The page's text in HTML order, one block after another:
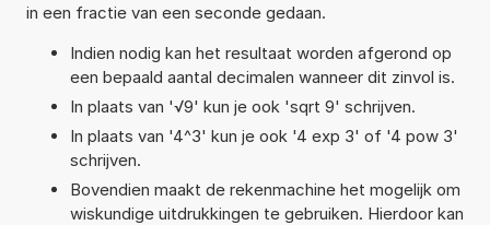
in een fractie van een seconde gedaan.
Indien nodig kan het resultaat worden afgerond op
een bepaald aantal decimalen wanneer dit zinvol is.
In plaats van '√9' kun je ook 'sqrt 9' schrijven.
In plaats van '4^3' kun je ook '4 exp 3' of '4 pow 3'
schrijven.
Bovendien maakt de rekenmachine het mogelijk om
wiskundige uitdrukkingen te gebruiken. Hierdoor kan